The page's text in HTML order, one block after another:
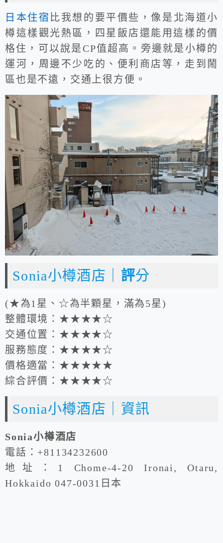
日本住宿 比我想的要平價些，像是北海道小
樽這樣觀光熱區，四星飯店還能用這樣的價
格住，可以說是CP值超高。旁邊就是小樽的
運河，周邊不少吃的、便利商店等，走到鬧
區也是不遠，交通上很方便。
Sonia小樽酒店｜ 評分
(★為1星、☆為半顆星，滿為5星)
整體環境：★★★★☆
交通位置：★★★★☆
服務態度：★★★★☆
價格適當：★★★★★
綜合評價：★★★★☆
Sonia小樽酒店｜資訊
Sonia小樽酒店
電話：+81134232600
地址：1 Chome-4-20 Ironai, Otaru,
Hokkaido 047-0031日本